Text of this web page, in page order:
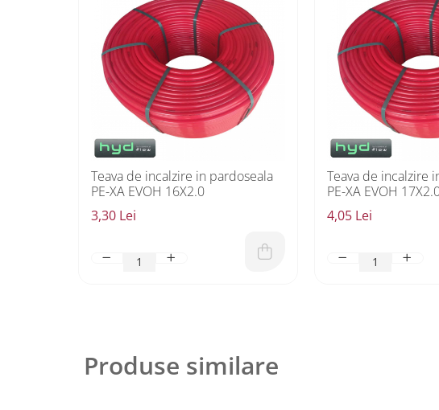
Teava de incalzire in pardoseala
PE-XA EVOH 16X2.0
3,30 Lei
Teava de incalzire
PE-XA EVOH
4,05 Lei
Produse similare